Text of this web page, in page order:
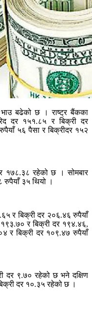
बढेको छ । राष्ट्र बैंकका
दर १५१.८५ र बिक्री दर
५६ पैसा र बिक्रीदर १५२
१७८.३८ रहेको छ । सोमबार
रुपैयाँ ३५ थियो ।
र बिक्री दर २०६.४६ रुपैयाँ
र बिक्री दर १९४.४६,
र बिक्री दर १०९.४७ रुपैयाँ
दर ९.७० रहेको छ भने दक्षिण
दर १०.३५ रहेको छ ।